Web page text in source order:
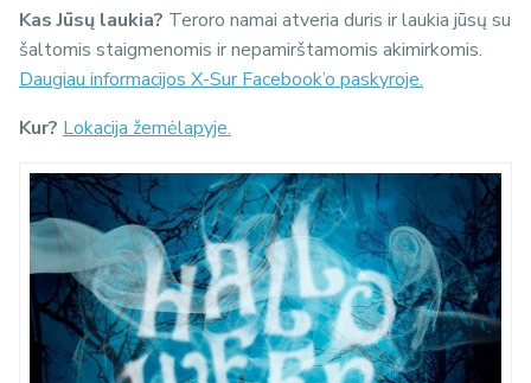
Kas Jūsų laukia? Teroro namai atveria duris ir laukia jūsų su
šaltomis staigmenomis ir nepamirštamomis akimirkomis.
Daugiau informacijos X-Sur Facebook’o paskyroje.
Kur? Lokacija žemėlapyje.